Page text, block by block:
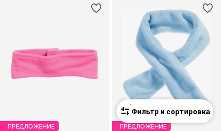
ПРЕДЛОЖЕНИЕ ПРЕДЛОЖЕНИЕ
1
Фильтр и сортировка